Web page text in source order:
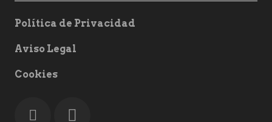
Política de Privacidad
Aviso Legal
Cookies